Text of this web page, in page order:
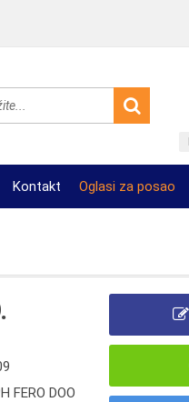
Kontakt Oglasi za posao
FERO DOO